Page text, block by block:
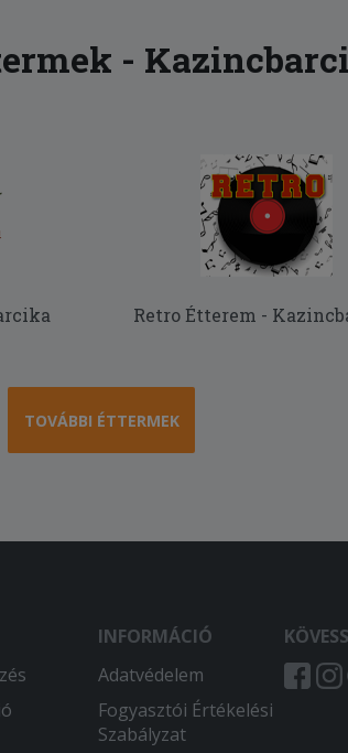
-
Retro Étterem -
TOVÁBBI ÉTTERMEK
INFORMÁCIÓ
Adatvédelem
Fogyasztói Értékelési
Szabályzat